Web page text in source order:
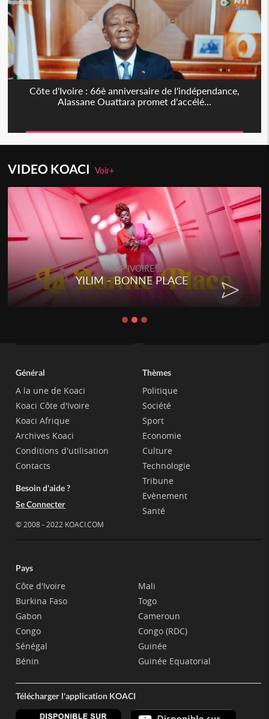
Côte d'Ivoire : 66è anniversaire de l'indépendance,
Alassane Ouattara promet d'accélé...
VIDEO KOACIVoir+
RAP IVOIRE
YILIM - BONNE PLACE
Général
A la une de Koaci
Koaci Côte d'Ivoire
Koaci Afrique
Archives Koaci
Conditions d'utilisation
Contacts
Besoin d'aide ?
Se Connecter
© 2008 - 2022 KOACI.COM
Thèmes
Politique
Société
Sport
Economie
Culture
Technologie
Tribune
Evènement
Santé
Pays
Côte d'Ivoire
Burkina Faso
Gabon
Congo
Sénégal
Bénin
Mali
Togo
Cameroun
Congo (RDC)
Guinée
Guinée Equatorial
Télécharger l'application KOACI